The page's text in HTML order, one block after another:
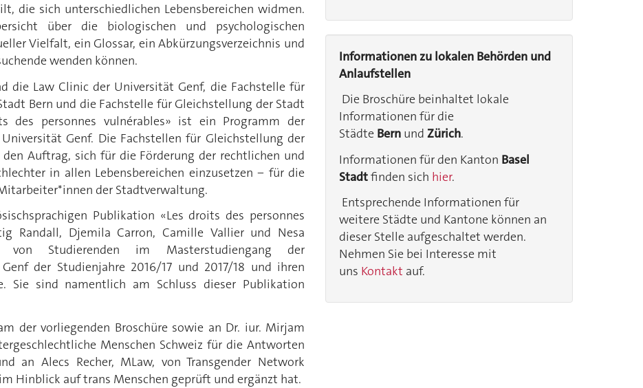
die sich unterschiedlichen Lebensbereichen widmen.
über die biologischen und psychologischen
Vielfalt, ein Glossar, ein Abkürzungsverzeichnis und
wenden können.
die Law Clinic der Universität Genf, die Fachstelle für
Bern und die Fachstelle für Gleichstellung der Stadt
des personnes vulnérables» ist ein Programm der
Genf. Die Fachstellen für Gleichstellung der
Auftrag, sich für die Förderung der rechtlichen und
in allen Lebensbereichen einzusetzen − für die
der Stadtverwaltung.
Publikation «Les droits des personnes
Randall, Djemila Carron, Camille Vallier und Nesa
von Studierenden im Masterstudiengang der
der Studienjahre 2016/17 und 2017/18 und ihren
Sie sind namentlich am Schluss dieser Publikation
der vorliegenden Broschüre sowie an Dr. iur. Mirjam
Menschen Schweiz für die Antworten
an Alecs Recher, MLaw, von Transgender Network
Hinblick auf trans Menschen geprüft und ergänzt hat.
Informationen zu lokalen Behörden und
Anlaufstellen
Die Broschüre beinhaltet lokale
Informationen für die
Städte Bern und Zürich.
Informationen für den Kanton Basel
Stadtfinden sich hier.
Entsprechende Informationen für
weitere Städte und Kantone können an
dieser Stelle aufgeschaltet werden.
Nehmen Sie bei Interesse mit
uns Kontakt auf.